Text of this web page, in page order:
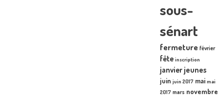
sous-
sénart
fermeture février
fête inscription
janvier jeunes
juin juin 2017 mai mai
2017 mars novembre